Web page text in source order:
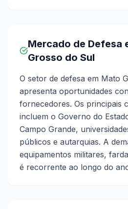
Mercado de Defesa
Grosso do Sul
O setor de defesa em Mato
apresenta oportunidades
fornecedores. Os principais
incluem o Governo do
Campo Grande,
públicos e autarquias. A
equipamentos militares,
é recorrente ao longo do